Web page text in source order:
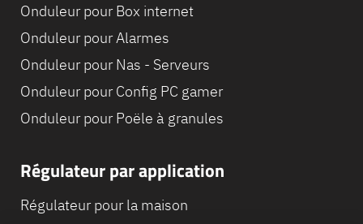
Onduleur pour Box internet
Onduleur pour Alarmes
Onduleur pour Nas - Serveurs
Onduleur pour Config PC gamer
Onduleur pour Poële à granules
Régulateur par application
Régulateur pour la maison